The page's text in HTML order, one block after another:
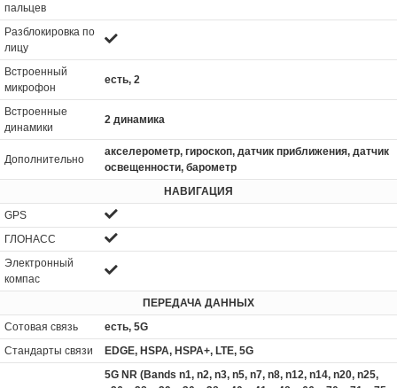
пальцев
Разблокировка по
лицу
Встроенный
микрофон
есть, 2
Встроенные
динамики
2 динамика
Дополнительно
акселерометр, гироскоп, датчик приближения, датчик
освещенности, барометр
НАВИГАЦИЯ
GPS
ГЛОНАСС
Электронный
компас
ПЕРЕДАЧА ДАННЫХ
Сотовая связь
есть, 5G
Стандарты связи
EDGE, HSPA, HSPA+, LTE, 5G
5G NR (Bands n1, n2, n3, n5, n7, n8, n12, n14, n20, n25,